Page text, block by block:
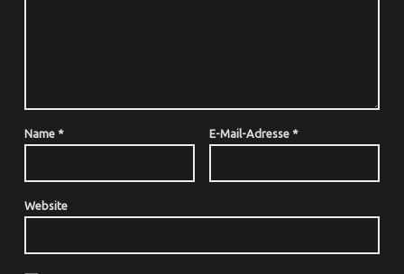
Name * E-Mail-Adresse *
Website